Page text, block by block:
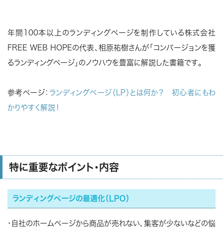
年間100本以上のランディングページを制作している株式会社
FREE WEB HOPEの代表、相原祐樹さんが「コンバージョンを獲
るランディングページ」のノウハウを豊富に解説した書籍です。
参考ページ： ランディングページ（LP）とは何か？ 初心者にもわ
かりやすく解説！
特に重要なポイント・内容
ランディングページの最適化（LPO）
・自社のホームページから商品が売れない、集客が少ないなどの悩